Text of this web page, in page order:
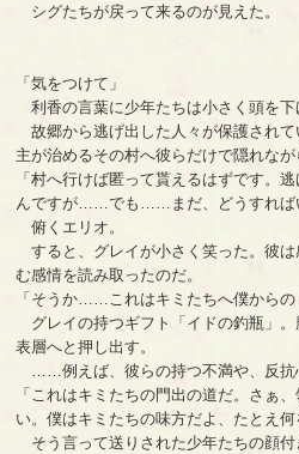
シグたちが戻って来るのが見えた。
「気をつけて」
利香の言葉に少年たちは小さく頭を下
故郷から逃げ出した人々が保護され
主が治めるその村へ彼らだけで隠れなが
「村へ行けば匿って貰えるはずです。
んですが……でも……まだ、どうすれば
俯くエリオ。
すると、グレイが小さく笑った。彼
む感情を読み取ったのだ。
「そうか……これはキミたちへ僕からの
グレイの持つギフト「イドの釣瓶」
表層へと押し出す。
……例えば、彼らの持つ不満や、反抗
「これはキミたちの門出の道だ。さぁ
い。僕はキミたちの味方だよ、たとえ何
そう言って送りされた少年たちの顔付